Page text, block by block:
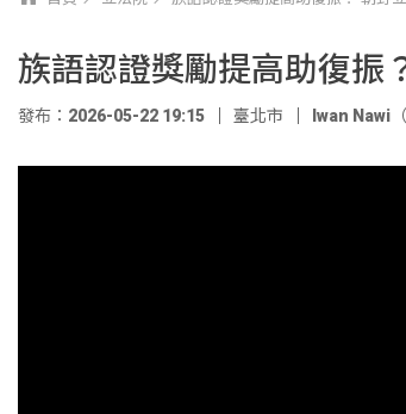
族語認證獎勵提高助復振
發布：2026-05-22 19:15 臺北市 Iwan Nawi